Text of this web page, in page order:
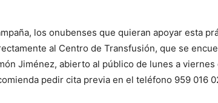
los onubenses que quieran apoyar esta
al Centro de Transfusión, que se
Jiménez, abierto al público de lunes a
pedir cita previa en el teléfono 959 016